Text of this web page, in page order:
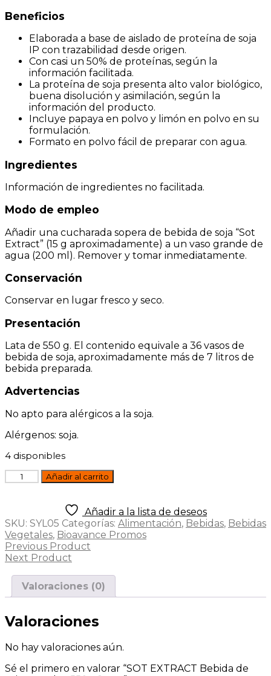
Beneficios
Elaborada a base de aislado de proteína de soja
IP con trazabilidad desde origen.
Con casi un 50% de proteínas, según la
información facilitada.
La proteína de soja presenta alto valor biológico,
buena disolución y asimilación, según la
información del producto.
Incluye papaya en polvo y limón en polvo en su
formulación.
Formato en polvo fácil de preparar con agua.
Ingredientes
Información de ingredientes no facilitada.
Modo de empleo
Añadir una cucharada sopera de bebida de soja “Sot
Extract” (15 g aproximadamente) a un vaso grande de
agua (200 ml). Remover y tomar inmediatamente.
Conservación
Conservar en lugar fresco y seco.
Presentación
Lata de 550 g. El contenido equivale a 36 vasos de
bebida de soja, aproximadamente más de 7 litros de
bebida preparada.
Advertencias
No apto para alérgicos a la soja.
Alérgenos: soja.
4 disponibles
SOT
EXTRACT
soja
en
polvo
550g
cantidad
Añadir al carrito
Añadir a la lista de deseos
SKU: SYL05 Categorías: Alimentación, Bebidas, Bebidas
Vegetales, Bioavance Promos
Previous Product
Next Product
Valoraciones (0)
Valoraciones
No hay valoraciones aún.
Sé el primero en valorar “SOT EXTRACT Bebida de